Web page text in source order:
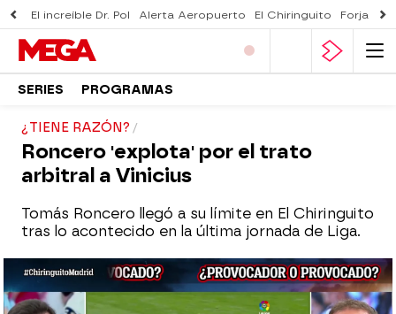
El increíble Dr. Pol Alerta Aeropuerto El Chiringuito Forjado
SERIES PROGRAMAS
¿TIENE RAZÓN?
Roncero 'explota' por el trato
arbitral a Vinicius
Tomás Roncero llegó a su límite en El Chiringuito
tras lo acontecido en la última jornada de Liga.